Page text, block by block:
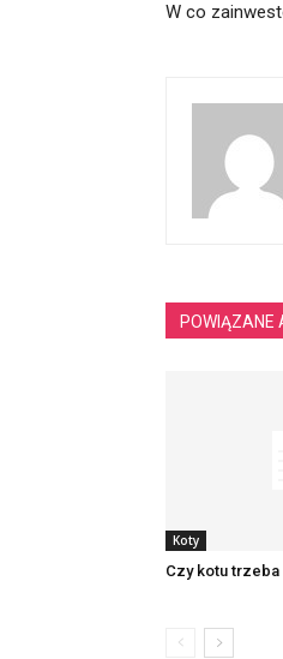
W co
POWIĄZANE
Koty
Czy kotu trzeba